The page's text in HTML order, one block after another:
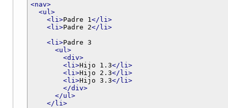
<nav>
<ul>
<li>Padre 1</li>
<li>Padre 2</li>
<li>Padre 3
<ul>
<div>
<li>Hijo 1.3</li>
<li>Hijo 2.3</li>
<li>Hijo 3.3</li>
</div>
</ul>
</li>